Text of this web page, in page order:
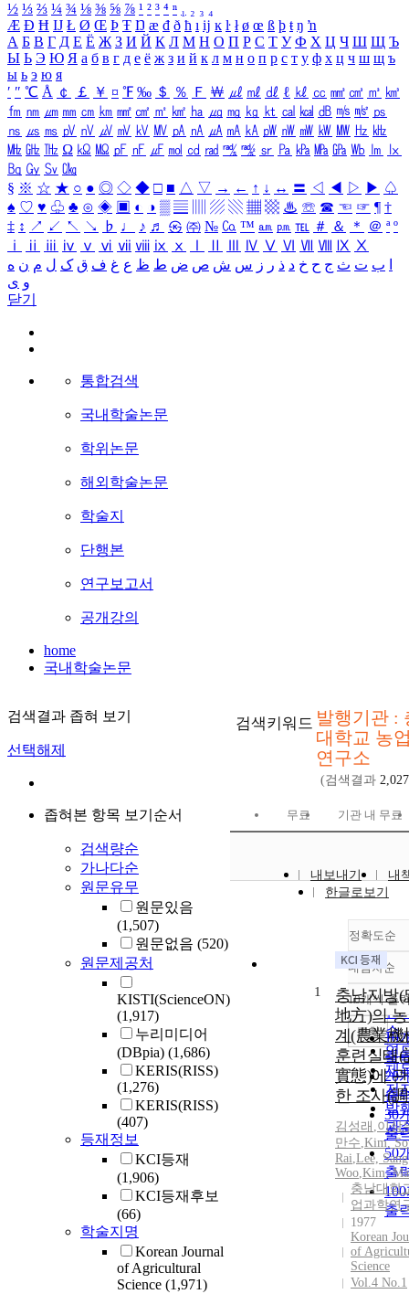
½ ⅓ ⅔ ¼ ¾ ⅛ ⅜ ⅝ ⅞ ¹ ² ³ ⁴ ⁿ ₁ ₂ ₃ ₄
Æ Ð Ħ Ĳ Ł Ø Œ Þ Ŧ Ŋ æ đ ð ħ ı ĳ ĸ ŀ ł ø œ ß þ ŧ ŋ ŉ
А Б В Г Д Е Ё Ж З И Й К Л М Н О П Р С Т У Ф Х Ц Ч Ш Щ Ъ
Ы Ь Э Ю Я а б в г д е ё ж з и й к л м н о п р с т у ф х ц ч ш щ ъ
ы ь э ю я
′ ″ ℃ Å ￠ ￡ ￥ ¤ ℉ ‰ ＄ ％ Ｆ ￦ ㎕ ㎖ ㎗ ℓ ㎘ ㏄ ㎣ ㎤ ㎥ ㎦
㎙ ㎚ ㎛ ㎜ ㎝ ㎞ ㎟ ㎠ ㎡ ㎢ ㏊ ㎍ ㎎ ㎏ ㏏ ㎈ ㎉ ㏈ ㎧ ㎨ ㎰
㎱ ㎲ ㎳ ㎴ ㎵ ㎶ ㎷ ㎸ ㎹ ㎀ ㎁ ㎂ ㎃ ㎄ ㎺ ㎻ ㎽ ㎾ ㎿ ㎐ ㎑
㎒ ㎓ ㎔ Ω ㏀ ㏁ ㎊ ㎋ ㎌ ㏖ ㏅ ㎭ ㎮ ㎯ ㏛ ㎩ ㎪ ㎫ ㎬ ㏝ ㏐
㏓
㏃ ㏉ ㏜ ㏆
§ ※ ☆ ★ ○ ● ◎ ◇ ◆ □ ■ △ ▽ → ← ↑ ↓ ↔ 〓 ◁ ◀ ▷ ▶ ♤
♠ ♡ ♥ ♧ ♣ ⊙ ◈ ▣ ◐ ◑ ▒ ▤ ▨ ▧ ▦ ▩ ♨ ☏ ☎ ☜ ☞ ¶ †
‡ ↕ ↗ ↙ ↖ ↘ ♭ ♩ ♪ ♬ ㉿ ㈜ № ㏇ ™ ㏂ ㏘ ℡ ＃ ＆ ＊ ＠ ª º
ⅰ
ⅱ ⅲ ⅳ ⅴ ⅵ ⅶ ⅷ ⅸ ⅹ Ⅳ Ⅴ Ⅵ Ⅶ Ⅷ Ⅸ Ⅹ
ب ت ث ج ح خ د ذ ر ز س ش ص ض ط ظ ع غ ف ق ک ل م ن ه
و ی
닫기
통합검색
국내학술논문
학위논문
해외학술논문
학술지
단행본
연구보고서
공개강의
home
국내학술논문
검색결과 좁혀 보기
선택해제
좁혀본 항목 보기순서
검색량순
가나다순
원문유무
원문있음
(1,507)
원문없음 (520)
원문제공처
KISTI(ScienceON)
(1,917)
누리미디어
(DBpia) (1,686)
KERIS(RISS)
(1,276)
KERIS(RISS)
(407)
등재정보
KCI등재
(1,906)
KCI등재후보
(66)
학술지명
Korean Journal
of Agricultural
Science (1,971)
검색키워드 발행기관 :
대학교 농
연구소
(검색결과 2,027
무료 기관 내 무료
내보내기
내
한글로보기
정확도순
정
순
인
순
연
제
저
발
관
내림차순
내
10개씩 출
10
출
20
출
30
출
50
출
출
조회
1
충남지방(
地方)의
계(農業機
훈련실태(
實態)에
한 조사(
김성래 ,이상
만수,Kim,
Rai,Lee,
Woo,Kim,
충남대학
업과학연
1977
Korean
of
Science
Vol.4 No.1